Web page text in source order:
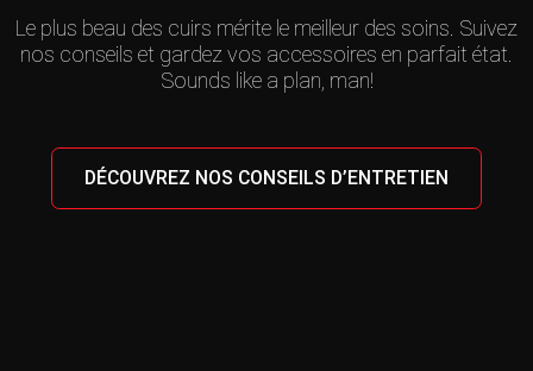
Le plus beau des cuirs mérite le meilleur des soins. Suivez
nos conseils et gardez vos accessoires en parfait état.
Sounds like a plan, man!
DÉCOUVREZ NOS CONSEILS D’ENTRETIEN